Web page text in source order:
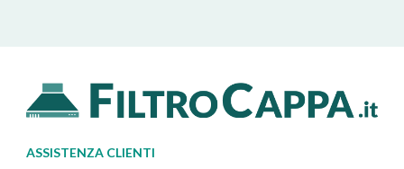
ASSISTENZA CLIENTI